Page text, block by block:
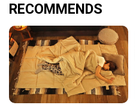
RECOMMENDS